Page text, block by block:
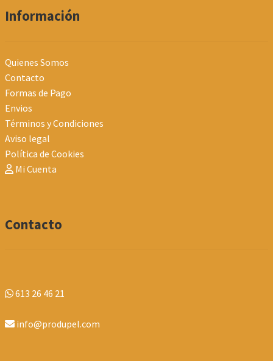
Información
Quienes Somos
Contacto
Formas de Pago
Envios
Términos y Condiciones
Aviso legal
Política de Cookies
Mi Cuenta
Contacto
613 26 46 21
info@produpel.com